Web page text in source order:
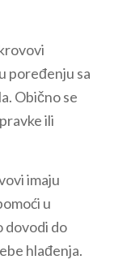
poređenju sa
Obično se
ili
imaju
u
dovodi do
hlađenja.